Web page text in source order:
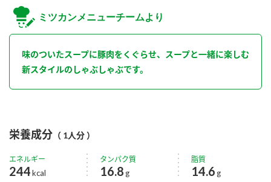
ミツカンメニューチームより
味のついたスープに豚肉をくぐらせ、スープと一緒に楽しむ
新スタイルのしゃぶしゃぶです。
栄養成分 （ 1人分 ）
エネルギー
244kcal
タンパク質
16.8 g
脂質
14.6 g